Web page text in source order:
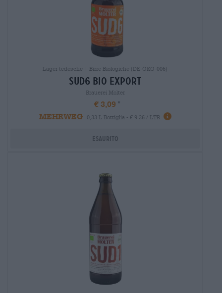
Lager tedesche | Birre Biologiche (DE-ÖKO-006)
sud6 bio export
Brauerei Molter
€ 3,09
MEHRWEG
0,33 L Bottiglia - € 9,36 / LTR
Esaurito